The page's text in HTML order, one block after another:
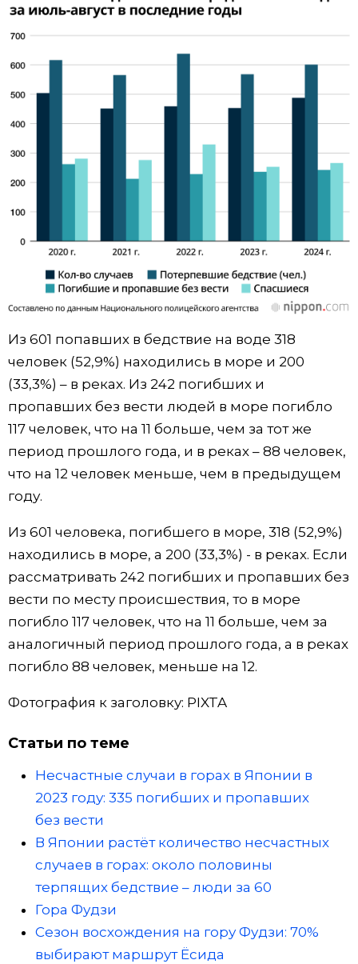
Из 601 попавших в бедствие на воде 318
человек (52,9%) находились в море и 200
(33,3%) – в реках. Из 242 погибших и
пропавших без вести людей в море погибло
117 человек, что на 11 больше, чем за тот же
период прошлого года, и в реках – 88 человек,
что на 12 человек меньше, чем в предыдущем
году.
Из 601 человека, погибшего в море, 318 (52,9%)
находились в море, а 200 (33,3%) - в реках. Если
рассматривать 242 погибших и пропавших без
вести по месту происшествия, то в море
погибло 117 человек, что на 11 больше, чем за
аналогичный период прошлого года, а в реках
погибло 88 человек, меньше на 12.
Фотография к заголовку: PIXTA
Статьи по теме
Несчастные случаи в горах в Японии в
2023 году: 335 погибших и пропавших
без вести
В Японии растёт количество несчастных
случаев в горах: около половины
терпящих бедствие – люди за 60
Гора Фудзи
Сезон восхождения на гору Фудзи: 70%
выбирают маршрут Ёсида